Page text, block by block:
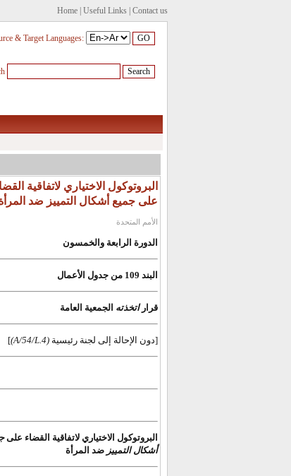
Home| Useful Links| Contact us
& Target Languages:
البروتوكول الاختياري لاتفاقية
على جميع أشكال التمييز ضد
الأمم المتحدة
الدورة الرابعة والخمسون
البند 109 من جدول الأعمال
قراراتخذته الجمعية العامة
[دون الإحالة إلى لجنة رئيسية(A/54/L.4)
]
البروتوكول الاختياري لاتفاقية القضاء على
أشكال التمييز ضد المرأة